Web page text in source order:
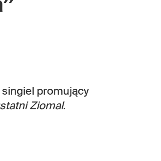
promujący
Ziomal.